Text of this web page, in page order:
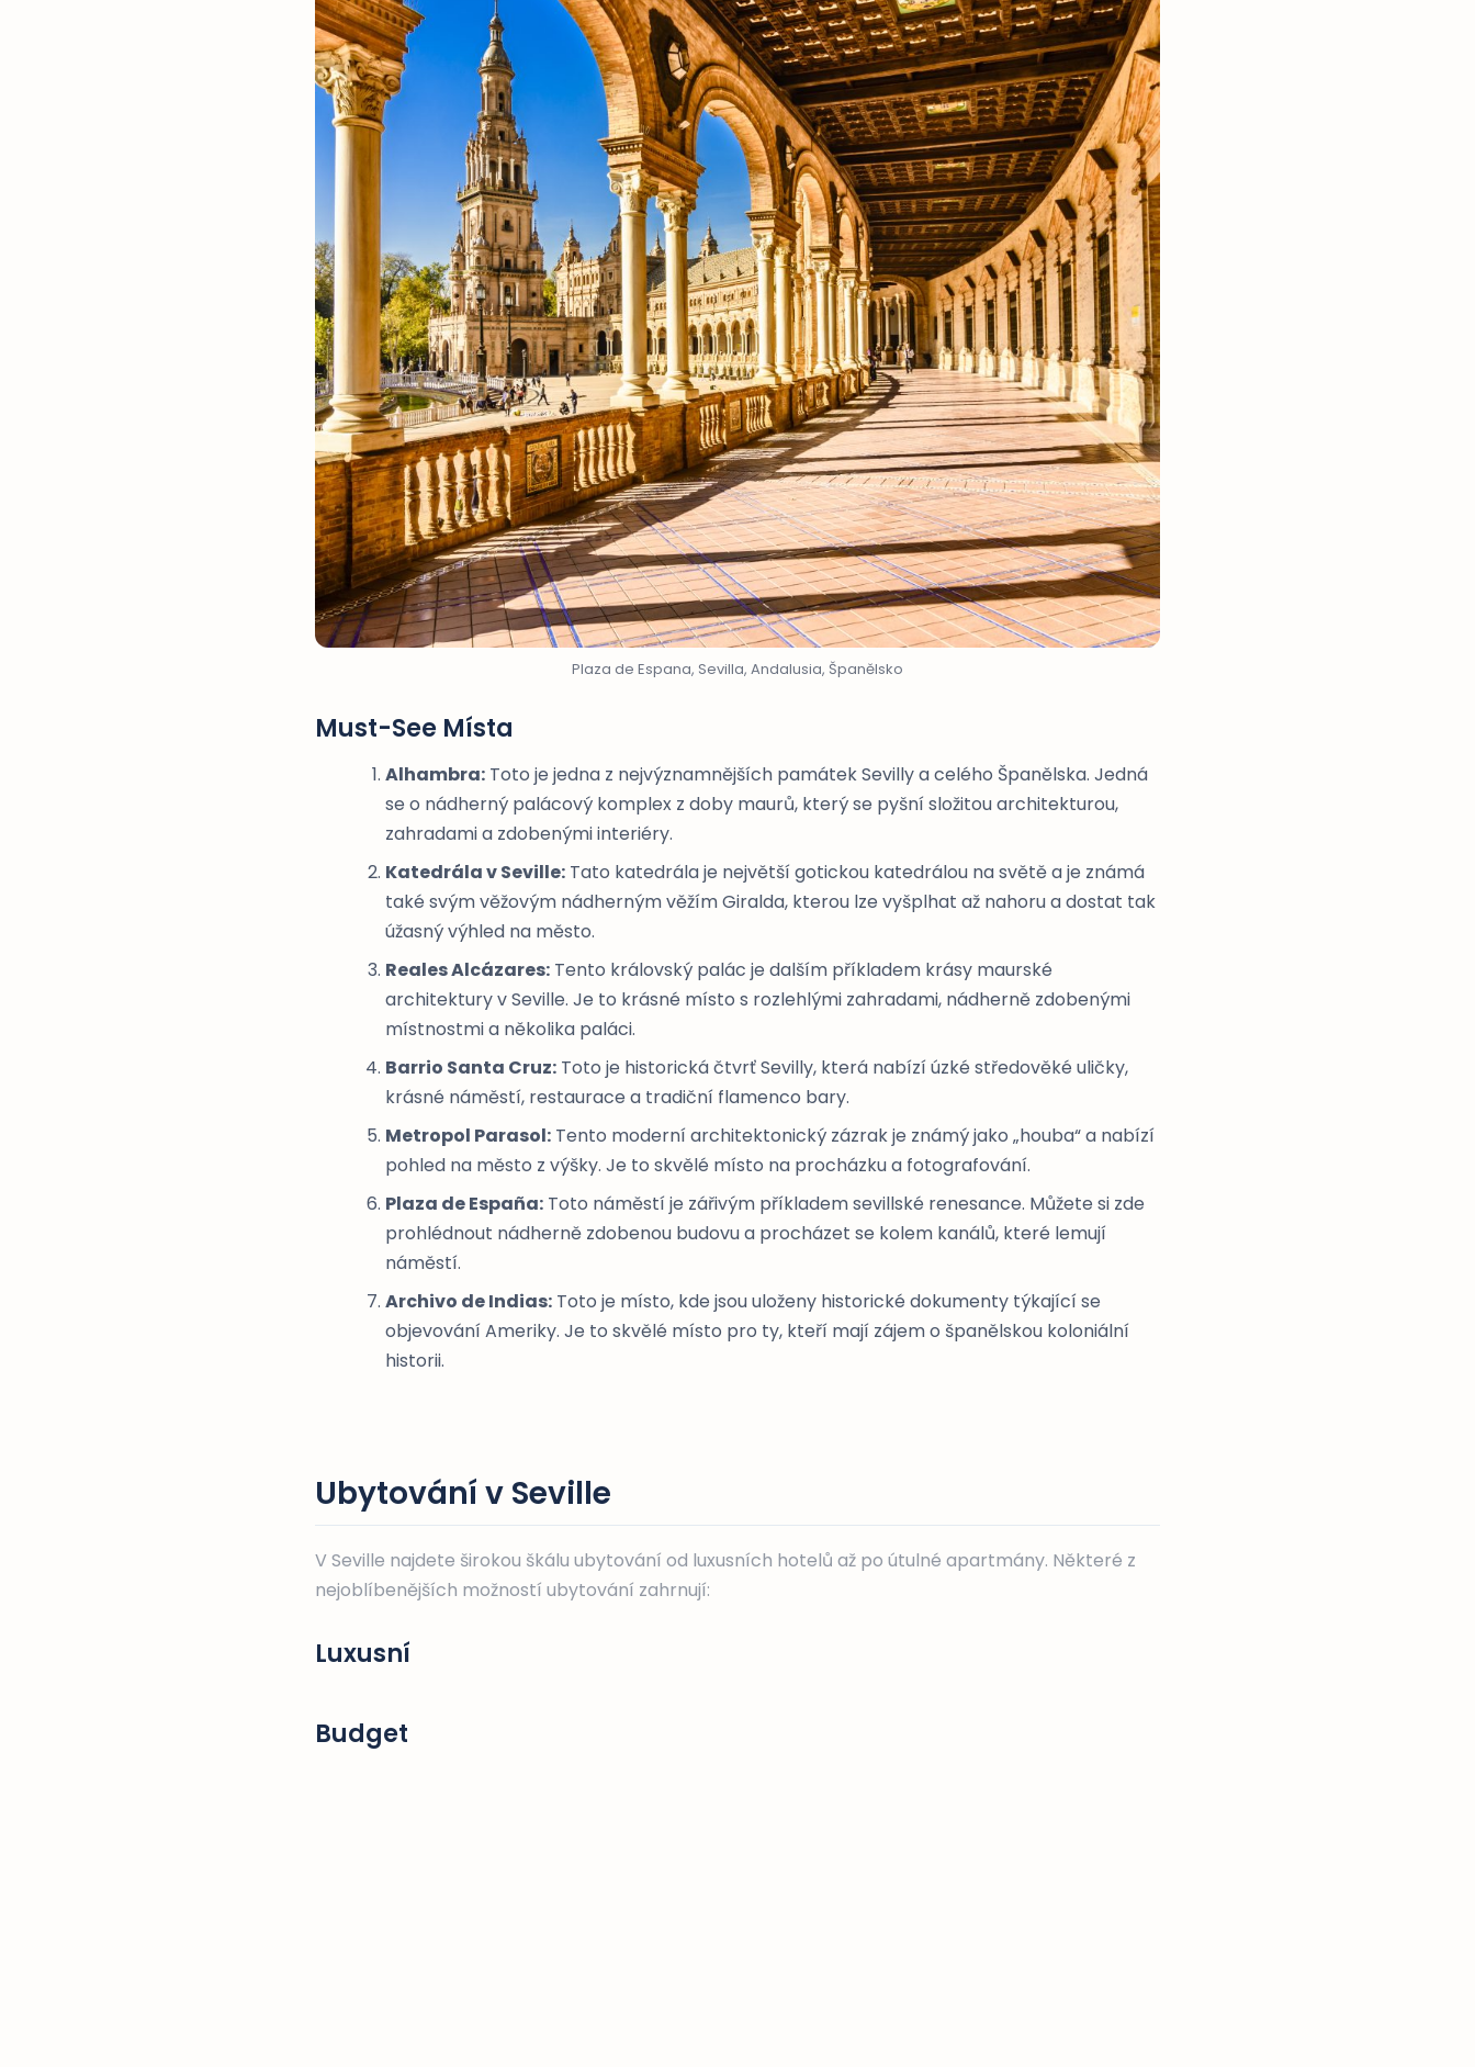
Plaza de Espana, Sevilla, Andalusia, Španělsko
Must-See Místa
Alhambra: Toto je jedna z nejvýznamnějších památek Sevilly a celého Španělska. Jedná
se o nádherný palácový komplex z doby maurů, který se pyšní složitou architekturou,
zahradami a zdobenými interiéry.
Katedrála v Seville: Tato katedrála je největší gotickou katedrálou na světě a je známá
také svým věžovým nádherným věžím Giralda, kterou lze vyšplhat až nahoru a dostat tak
úžasný výhled na město.
Reales Alcázares: Tento královský palác je dalším příkladem krásy maurské
architektury v Seville. Je to krásné místo s rozlehlými zahradami, nádherně zdobenými
místnostmi a několika paláci.
Barrio Santa Cruz: Toto je historická čtvrť Sevilly, která nabízí úzké středověké uličky,
krásné náměstí, restaurace a tradiční flamenco bary.
Metropol Parasol: Tento moderní architektonický zázrak je známý jako „houba“ a nabízí
pohled na město z výšky. Je to skvělé místo na procházku a fotografování.
Plaza de España: Toto náměstí je zářivým příkladem sevillské renesance. Můžete si zde
prohlédnout nádherně zdobenou budovu a procházet se kolem kanálů, které lemují
náměstí.
Archivo de Indias: Toto je místo, kde jsou uloženy historické dokumenty týkající se
objevování Ameriky. Je to skvělé místo pro ty, kteří mají zájem o španělskou koloniální
historii.
Ubytování v Seville
V Seville najdete širokou škálu ubytování od luxusních hotelů až po útulné apartmány. Některé z
nejoblíbenějších možností ubytování zahrnují:
Luxusní
Budget